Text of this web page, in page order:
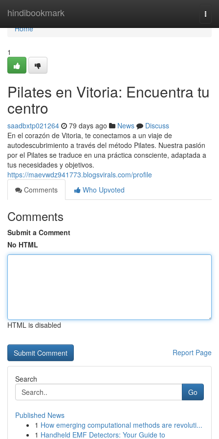
hindibookmark
Home
Home
1
Pilates en Vitoria: Encuentra tu
centro
saadbxtp021264 79 days ago News
Discuss
En el corazón de Vitoria, te conectamos a un viaje de
autodescubrimiento a través del método Pilates. Nuestra pasión
por el Pilates se traduce en una práctica consciente, adaptada a
tus necesidades y objetivos.
https://maevwdz941773.blogsvirals.com/profile
Comments
Who Upvoted
Comments
Submit a Comment
No HTML
HTML is disabled
Report Page
Search
Go
Published News
1 How emerging computational methods are revoluti...
1 Handheld EMF Detectors: Your Guide to